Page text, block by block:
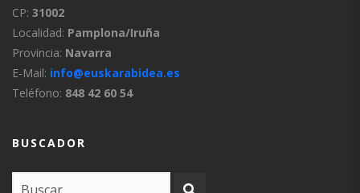
CP: 31002
Localidad: Pamplona/Iruña
Provincia: Navarra
E-Mail: info@euskarabidea.es
Teléfono: 848 42 60 54
BUSCADOR